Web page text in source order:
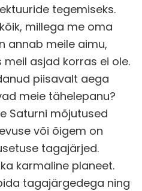
tegemiseks.
millega me oma
annab meile aimu,
asjad korras ei ole.
piisavalt aega
meie tähelepanu?
Saturni mõjutused
või õigem on
tagajärjed.
karmaline planeet.
tagajärgedega ning